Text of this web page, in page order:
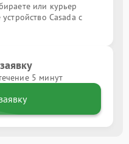
или курьер
Casada с
5 минут